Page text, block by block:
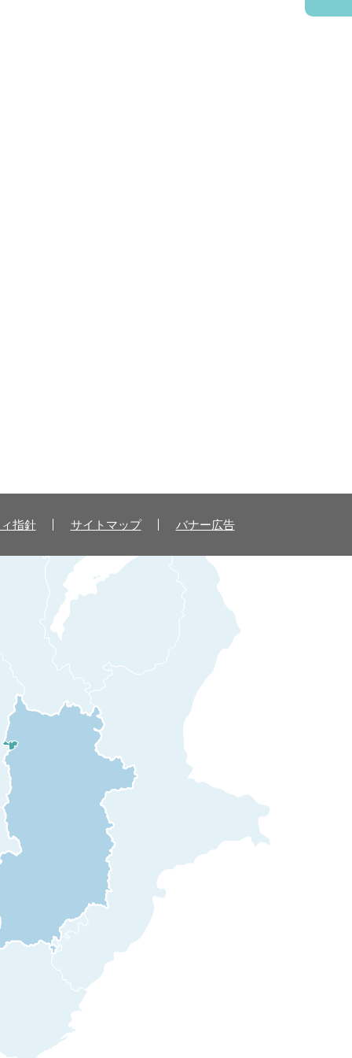
指針 サイトマップ バナー広告